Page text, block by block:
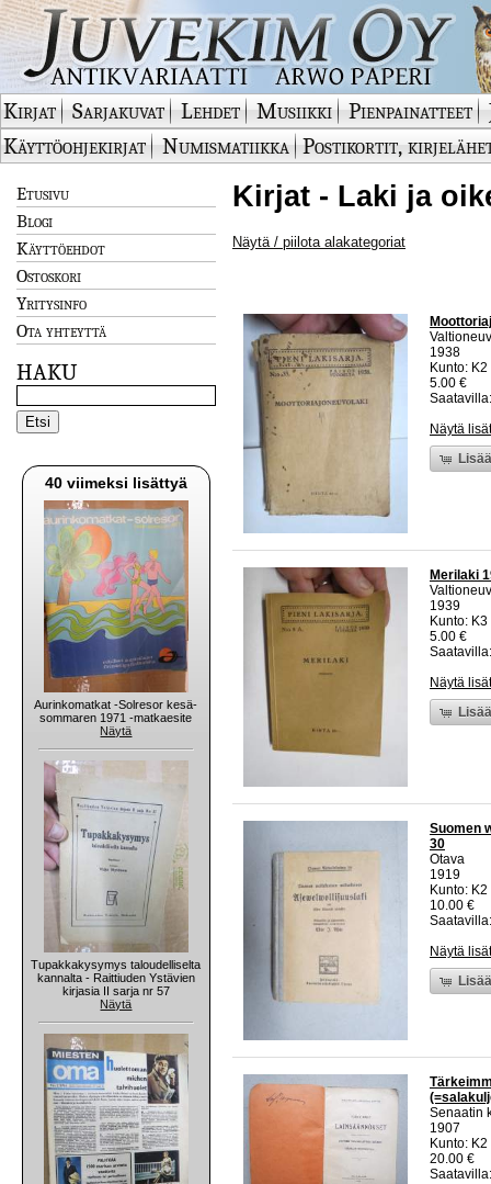
Kirjat Sarjakuvat Lehdet Musiikki Pienpainatteet
Käyttöohjekirjat
Numismatiikka Postikortit,
Etusivu
Blogi
Käyttöehdot
Ostoskori
Yritysinfo
Ota yhteyttä
HAKU
40 viimeksi lisättyä
Aurinkomatkat -Solresor kesä-
sommaren 1971 -matkaesite
Näytä
Tupakkakysymys taloudelliselta
kannalta - Raittiuden Ystävien
kirjasia II sarja nr 57
Näytä
Kirjat - Laki ja
Näytä / piilota alakategoriat
1938
Kunto:
5.00 €
Näytä
Merilaki
1939
Kunto:
5.00 €
Näytä
Suomen
30
Otava
1919
Kunto:
10.00 €
Näytä
Senaatin
1907
Kunto:
20.00 €